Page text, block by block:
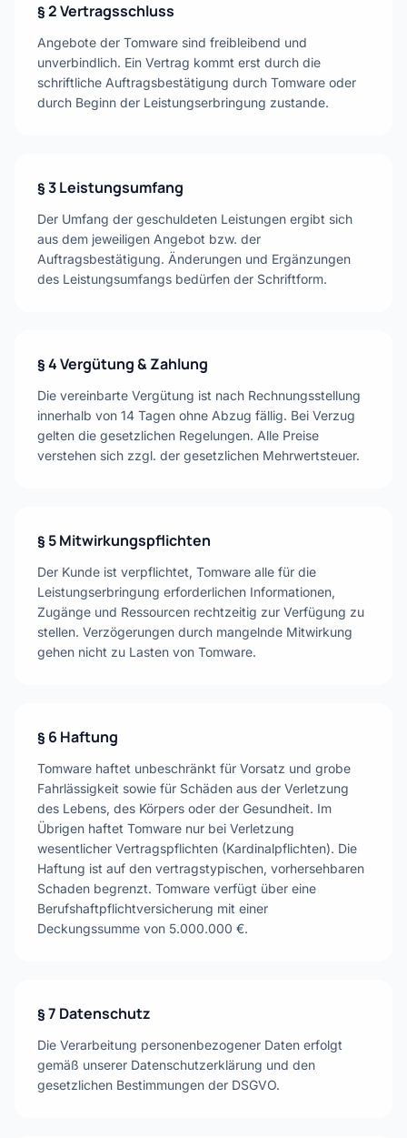
§ 2 Vertragsschluss
Angebote der Tomware sind freibleibend und
unverbindlich. Ein Vertrag kommt erst durch die
schriftliche Auftragsbestätigung durch Tomware oder
durch Beginn der Leistungserbringung zustande.
§ 3 Leistungsumfang
Der Umfang der geschuldeten Leistungen ergibt sich
aus dem jeweiligen Angebot bzw. der
Auftragsbestätigung. Änderungen und Ergänzungen
des Leistungsumfangs bedürfen der Schriftform.
§ 4 Vergütung & Zahlung
Die vereinbarte Vergütung ist nach Rechnungsstellung
innerhalb von 14 Tagen ohne Abzug fällig. Bei Verzug
gelten die gesetzlichen Regelungen. Alle Preise
verstehen sich zzgl. der gesetzlichen Mehrwertsteuer.
§ 5 Mitwirkungspflichten
Der Kunde ist verpflichtet, Tomware alle für die
Leistungserbringung erforderlichen Informationen,
Zugänge und Ressourcen rechtzeitig zur Verfügung zu
stellen. Verzögerungen durch mangelnde Mitwirkung
gehen nicht zu Lasten von Tomware.
§ 6 Haftung
Tomware haftet unbeschränkt für Vorsatz und grobe
Fahrlässigkeit sowie für Schäden aus der Verletzung
des Lebens, des Körpers oder der Gesundheit. Im
Übrigen haftet Tomware nur bei Verletzung
wesentlicher Vertragspflichten (Kardinalpflichten). Die
Haftung ist auf den vertragstypischen, vorhersehbaren
Schaden begrenzt. Tomware verfügt über eine
Berufshaftpflichtversicherung mit einer
Deckungssumme von 5.000.000 €.
§ 7 Datenschutz
Die Verarbeitung personenbezogener Daten erfolgt
gemäß unserer Datenschutzerklärung und den
gesetzlichen Bestimmungen der DSGVO.